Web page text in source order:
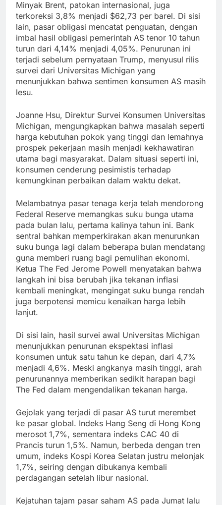
Minyak Brent, patokan internasional, juga
terkoreksi 3,8% menjadi $62,73 per barel. Di sisi
lain, pasar obligasi mencatat penguatan, dengan
imbal hasil obligasi pemerintah AS tenor 10 tahun
turun dari 4,14% menjadi 4,05%. Penurunan ini
terjadi sebelum pernyataan Trump, menyusul rilis
survei dari Universitas Michigan yang
menunjukkan bahwa sentimen konsumen AS masih
lesu.
Joanne Hsu, Direktur Survei Konsumen Universitas
Michigan, mengungkapkan bahwa masalah seperti
harga kebutuhan pokok yang tinggi dan lemahnya
prospek pekerjaan masih menjadi kekhawatiran
utama bagi masyarakat. Dalam situasi seperti ini,
konsumen cenderung pesimistis terhadap
kemungkinan perbaikan dalam waktu dekat.
Melambatnya pasar tenaga kerja telah mendorong
Federal Reserve memangkas suku bunga utama
pada bulan lalu, pertama kalinya tahun ini. Bank
sentral bahkan memperkirakan akan menurunkan
suku bunga lagi dalam beberapa bulan mendatang
guna memberi ruang bagi pemulihan ekonomi.
Ketua The Fed Jerome Powell menyatakan bahwa
langkah ini bisa berubah jika tekanan inflasi
kembali meningkat, mengingat suku bunga rendah
juga berpotensi memicu kenaikan harga lebih
lanjut.
Di sisi lain, hasil survei awal Universitas Michigan
menunjukkan penurunan ekspektasi inflasi
konsumen untuk satu tahun ke depan, dari 4,7%
menjadi 4,6%. Meski angkanya masih tinggi, arah
penurunannya memberikan sedikit harapan bagi
The Fed dalam mengendalikan tekanan harga.
Gejolak yang terjadi di pasar AS turut merembet
ke pasar global. Indeks Hang Seng di Hong Kong
merosot 1,7%, sementara indeks CAC 40 di
Prancis turun 1,5%. Namun, berbeda dengan tren
umum, indeks Kospi Korea Selatan justru melonjak
1,7%, seiring dengan dibukanya kembali
perdagangan setelah libur nasional.
Kejatuhan tajam pasar saham AS pada Jumat lalu